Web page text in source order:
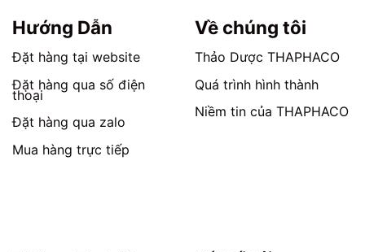
trang
sản
phẩm
trang
sản
phẩm
Hướng Dẫn
Đặt hàng tại website
Đặt hàng qua số điện
thoại
Đặt hàng qua zalo
Mua hàng trực tiếp
Về chúng tôi
Thảo Dược THAPHACO
Quá trình hình thành
Niềm tin của THAPHACO